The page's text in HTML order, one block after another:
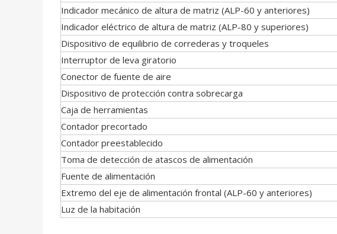
Indicador mecánico de altura de matriz (ALP-60 y anteriores)
Indicador eléctrico de altura de matriz (ALP-80 y superiores)
Dispositivo de equilibrio de correderas y troqueles
Interruptor de leva giratorio
Conector de fuente de aire
Dispositivo de protección contra sobrecarga
Caja de herramientas
Contador precortado
Contador preestablecido
Toma de detección de atascos de alimentación
Fuente de alimentación
Extremo del eje de alimentación frontal (ALP-60 y anteriores)
Luz de la habitación